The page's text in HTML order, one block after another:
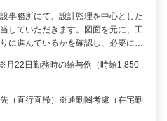
事務所にて、設計監理を中心とした
していただきます。図面を元に、工
に進んでいるかを確認し、必要に…
22日勤務時の給与例（時給1,850
（直行直帰）※通勤圏考慮（在宅勤